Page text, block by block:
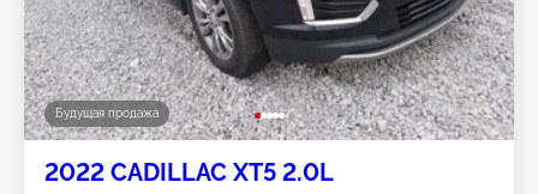
Будущая продажа
2022 CADILLAC XT5 2.0L